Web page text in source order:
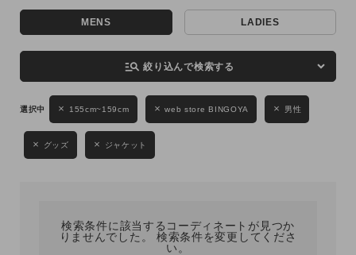
キーワード
性別
MENS LADIES KIDS
MENS LADIES
manage_search 絞り込んで検索する
155cm~159cm web store BINGOYA 男性
グッズ ジャケット
検索条件に該当するコーディネートが見つか
りませんでした。 検索条件を変更してくださ
い。